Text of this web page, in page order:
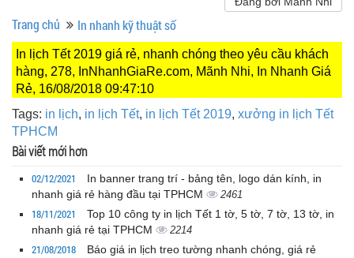
Trang chủ In nhanh kỹ thuật số
In lịch Tết 2019 giá rẻ, nhanh chóng theo yêu cầu khách
hàng, 278, InNhanhGiaRe.com, Mãnh Nhi, In Nhanh Giá
Rẻ, 16/08/2018 09:47:10
Tags: in lịch, in lịch Tết, in lịch Tết 2019, xưởng in lịch Tết
TPHCM
Bài viết mới hơn
02/12/2021
In banner trang trí - bảng tên, logo dán kính, in
nhanh giá rẻ hàng đầu tại TPHCM
2461
18/11/2021
Top 10 công ty in lịch Tết 1 tờ, 5 tờ, 7 tờ, 13 tờ, in
nhanh giá rẻ tại TPHCM
2214
21/08/2018
Báo giá in lịch treo tường nhanh chóng, giá rẻ